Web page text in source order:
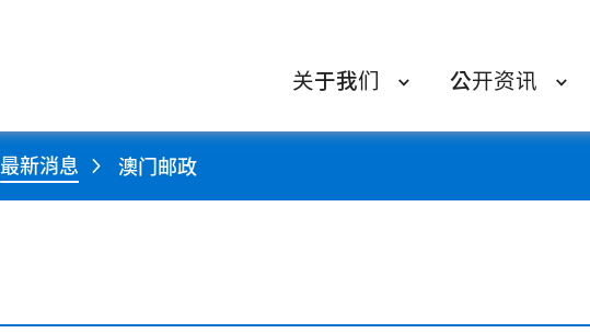
关于我们 公开资讯
最新消息 澳门邮政